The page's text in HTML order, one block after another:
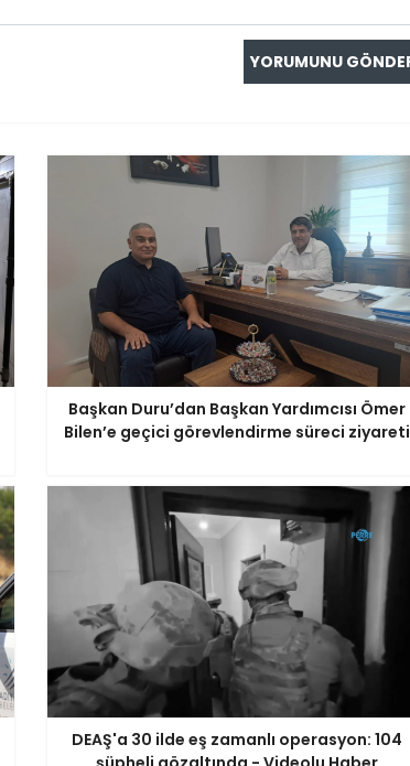
Başkan Duru’dan Başkan Yardımcısı Ömer
Bilen’e geçici görevlendirme süreci ziyareti
DEAŞ'a 30 ilde eş zamanlı operasyon: 104